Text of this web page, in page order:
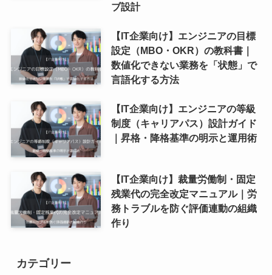
ブ設計
【IT企業向け】エンジニアの目標
設定（MBO・OKR）の教科書｜
数値化できない業務を「状態」で
言語化する方法
【IT企業向け】エンジニアの等級
制度（キャリアパス）設計ガイド
｜昇格・降格基準の明示と運用術
【IT企業向け】裁量労働制・固定
残業代の完全改定マニュアル｜労
務トラブルを防ぐ評価連動の組織
作り
カテゴリー